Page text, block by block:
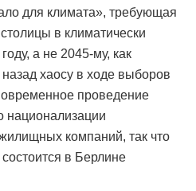
для климата», требующая
в климатически
а не 2045-му, как
хаосу в ходе выборов
проведение
национализации
компаний, так что
в Берлине